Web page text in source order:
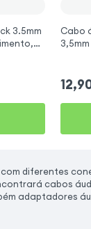
3.5mm
Cabo
diferentes
cabos
adaptadores